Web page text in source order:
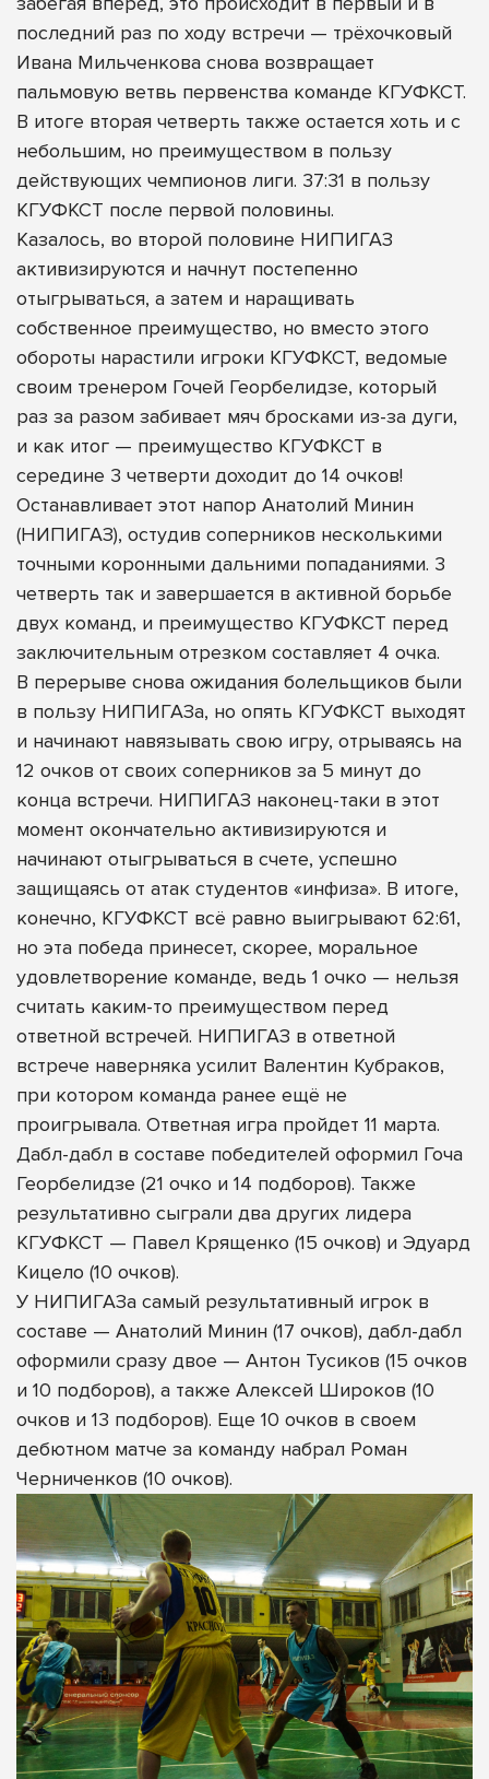
последний раз по ходу встречи — трёхочковый
Ивана Мильченкова снова возвращает
пальмовую ветвь первенства команде КГУФКСТ.
В итоге вторая четверть также остается хоть и с
небольшим, но преимуществом в пользу
действующих чемпионов лиги. 37:31 в пользу
КГУФКСТ после первой половины.
Казалось, во второй половине НИПИГАЗ
активизируются и начнут постепенно
отыгрываться, а затем и наращивать
собственное преимущество, но вместо этого
обороты нарастили игроки КГУФКСТ, ведомые
своим тренером Гочей Георбелидзе, который
раз за разом забивает мяч бросками из-за дуги,
и как итог — преимущество КГУФКСТ в
середине 3 четверти доходит до 14 очков!
Останавливает этот напор Анатолий Минин
(НИПИГАЗ), остудив соперников несколькими
точными коронными дальними попаданиями. 3
четверть так и завершается в активной борьбе
двух команд, и преимущество КГУФКСТ перед
заключительным отрезком составляет 4 очка.
В перерыве снова ожидания болельщиков были
в пользу НИПИГАЗа, но опять КГУФКСТ выходят
и начинают навязывать свою игру, отрываясь на
12 очков от своих соперников за 5 минут до
конца встречи. НИПИГАЗ наконец-таки в этот
момент окончательно активизируются и
начинают отыгрываться в счете, успешно
защищаясь от атак студентов «инфиза». В итоге,
конечно, КГУФКСТ всё равно выигрывают 62:61,
но эта победа принесет, скорее, моральное
удовлетворение команде, ведь 1 очко — нельзя
считать каким-то преимуществом перед
ответной встречей. НИПИГАЗ в ответной
встрече наверняка усилит Валентин Кубраков,
при котором команда ранее ещё не
проигрывала. Ответная игра пройдет 11 марта.
Дабл-дабл в составе победителей оформил Гоча
Георбелидзе (21 очко и 14 подборов). Также
результативно сыграли два других лидера
КГУФКСТ — Павел Крященко (15 очков) и Эдуард
Кицело (10 очков).
У НИПИГАЗа самый результативный игрок в
составе — Анатолий Минин (17 очков), дабл-дабл
оформили сразу двое — Антон Тусиков (15 очков
и 10 подборов), а также Алексей Широков (10
очков и 13 подборов). Еще 10 очков в своем
дебютном матче за команду набрал Роман
Черниченков (10 очков).